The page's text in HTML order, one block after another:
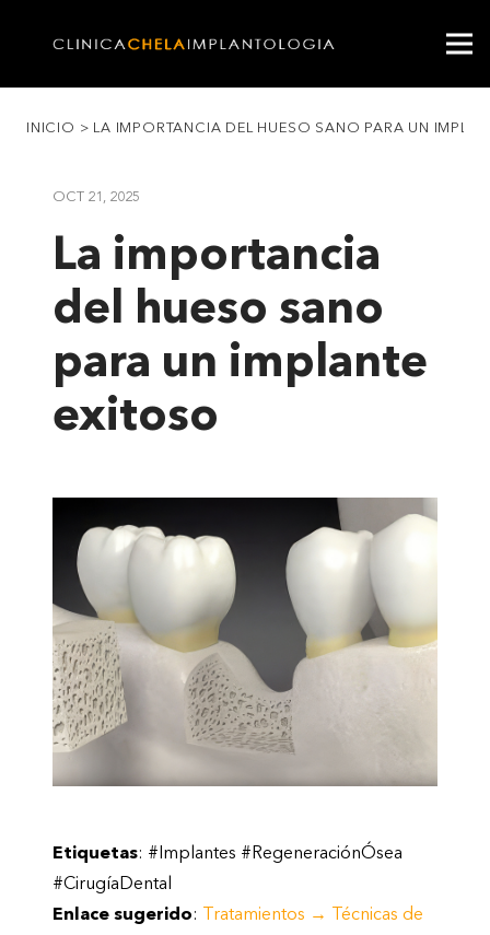
INICIO > LA IMPORTANCIA DEL HUESO SANO PARA UN
OCT 21, 2025
La importancia
del hueso sano
para un implante
exitoso
Etiquetas: #Implantes #RegeneraciónÓsea
#CirugíaDental
Enlace sugerido:
Tratamientos → Técnicas de